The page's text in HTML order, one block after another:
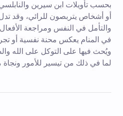
بحسب تأويلات ابن سيرين
أو أشخاص يتربصون للرائي، وقد
والتأمل في النفس ومراجعة
في المنام يعكس محنة نفسية أو
ويُحث فيها على التوكل على الله
لما في ذلك من تيسير للأمور ونجاة